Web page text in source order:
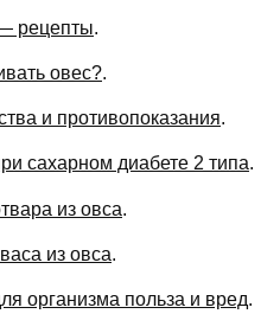
рецепты.
овес?.
и противопоказания.
сахарном диабете 2 типа.
из овса.
из овса.
организма польза и вред.